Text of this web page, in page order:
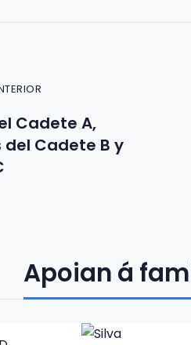
Cadete A,
Cadete B y
Apoian á